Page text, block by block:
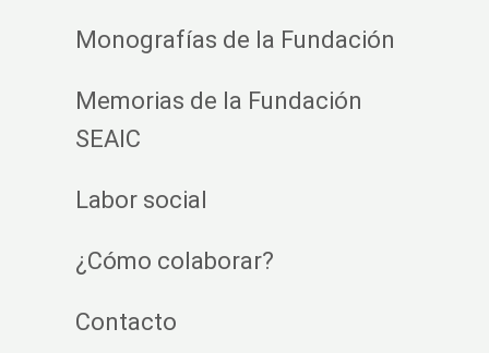
Monografías de la Fundación
Memorias de la Fundación
SEAIC
Labor social
¿Cómo colaborar?
Contacto